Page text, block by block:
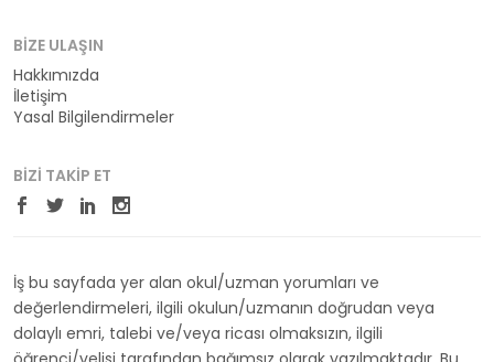
BIZE ULAŞIN
Hakkımızda
İletişim
Yasal Bilgilendirmeler
BIZI TAKIP ET
İş bu sayfada yer alan okul/uzman yorumları ve
değerlendirmeleri, ilgili okulun/uzmanın doğrudan veya
dolaylı emri, talebi ve/veya ricası olmaksızın, ilgili